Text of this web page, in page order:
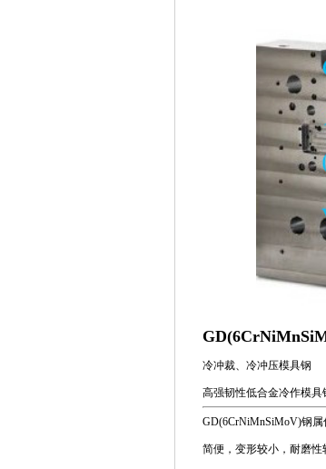
冷冲裁、冷冲压模具钢
高强韧性低合金冷作模具
GD(6CrNiMnSiMoV)钢
简便，变形较小，耐磨性